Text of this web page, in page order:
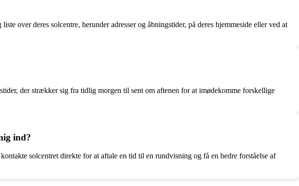
over deres solcentre, herunder adresser og åbningstider, på deres hjemmeside eller ved at
der strækker sig fra tidlig morgen til sent om aftenen for at imødekomme forskellige
ind?
solcentret direkte for at aftale en tid til en rundvisning og få en bedre forståelse af